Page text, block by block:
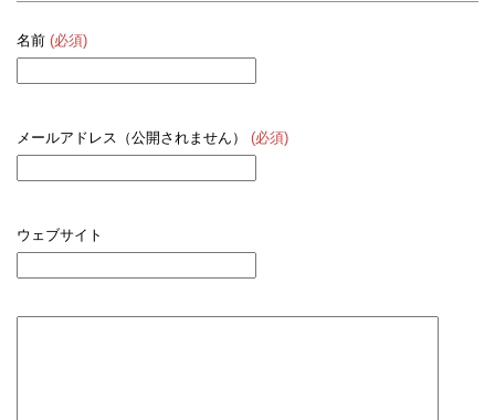
名前 (必須)
メールアドレス（公開されません） (必須)
ウェブサイト